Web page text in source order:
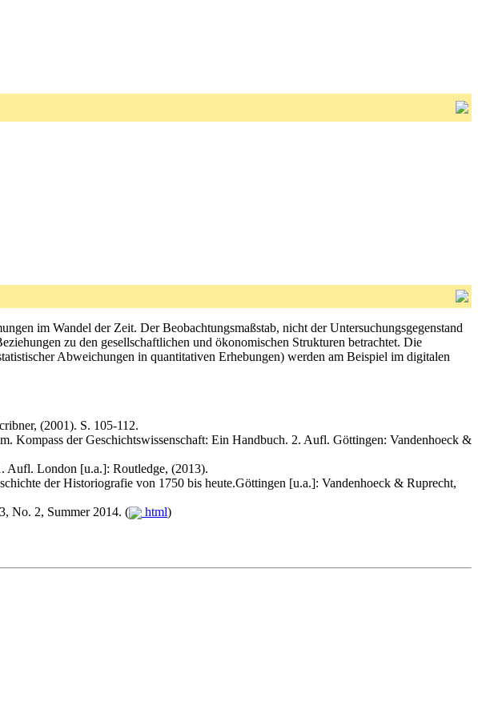
im Wandel der Zeit. Der Beobachtungsmaßstab, nicht der Untersuchungsgegenstand
zu den gesellschaftlichen und ökonomischen Strukturen betrachtet. Die
Abweichungen in quantitativen Erhebungen) werden am Beispiel im digitalen
(2001). S. 105-112.
Kompass der Geschichtswissenschaft: Ein Handbuch. 2. Aufl. Göttingen: Vandenhoeck &
Aufl. London [u.a.]: Routledge, (2013).
der Historiografie von 1750 bis heute.Göttingen [u.a.]: Vandenhoeck & Ruprecht,
No. 2, Summer 2014. (
html)